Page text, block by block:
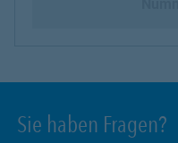
Sie haben Fragen?